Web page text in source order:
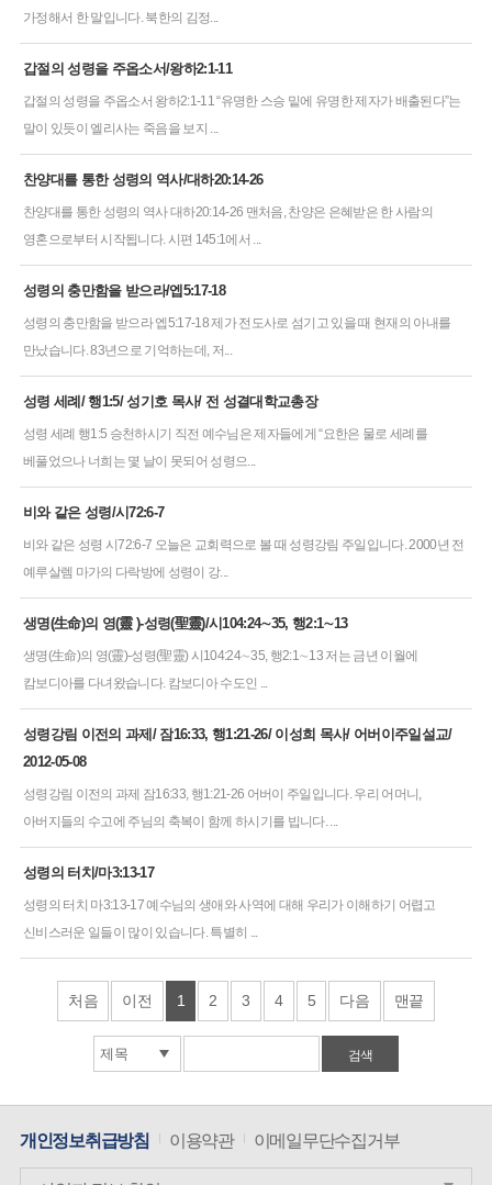
가정해서 한 말입니다. 북한의 김정...
갑절의 성령을 주옵소서/왕하2:1-11
갑절의 성령을 주옵소서 왕하2:1-11 “유명한 스승 밑에 유명한 제자가 배출된다”는
말이 있듯이 엘리사는 죽음을 보지 ...
찬양대를 통한 성령의 역사/대하20:14-26
찬양대를 통한 성령의 역사 대하20:14-26 맨처음, 찬양은 은혜받은 한 사람의
영혼으로부터 시작됩니다. 시편 145:1에서 ...
성령의 충만함을 받으라/엡5:17-18
성령의 충만함을 받으라 엡5:17-18 제가 전도사로 섬기고 있을 때 현재의 아내를
만났습니다. 83년으로 기억하는데, 저...
성령 세례/ 행1:5/ 성기호 목사/ 전 성결대학교총장
성령 세례 행1:5 승천하시기 직전 예수님은 제자들에게 “요한은 물로 세례를
베풀었으나 너희는 몇 날이 못되어 성령으...
비와 같은 성령/시72:6-7
비와 같은 성령 시72:6-7 오늘은 교회력으로 볼 때 성령강림 주일입니다. 2000년 전
예루살렘 마가의 다락방에 성령이 강...
생명(生命)의 영(靈 )-성령(聖靈)/시104:24∼35, 행2:1∼13
생명(生命)의 영(靈)-성령(聖靈) 시104:24∼35, 행2:1∼13 저는 금년 이월에
캄보디아를 다녀왔습니다. 캄보디아 수도인 ...
성령강림 이전의 과제/ 잠16:33, 행1:21-26/ 이성희 목사/ 어버이주일설교/
2012-05-08
성령강림 이전의 과제 잠16:33, 행1:21-26 어버이 주일입니다. 우리 어머니,
아버지들의 수고에 주님의 축복이 함께 하시기를 빕니다. ...
성령의 터치/마3:13-17
성령의 터치 마3:13-17 예수님의 생애와 사역에 대해 우리가 이해하기 어렵고
신비스러운 일들이 많이 있습니다. 특별히 ...
처음 이전 1 2 3 4 5 다음 맨끝
개인정보취급방침 이용약관 이메일무단수집거부